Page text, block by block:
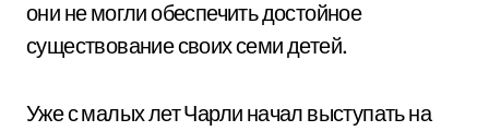
они не могли обеспечить достойное
существование своих семи детей.
Уже с малых лет Чарли начал выступать на